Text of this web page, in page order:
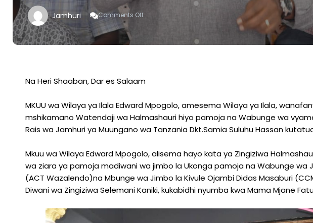
Jamhuri Comments Off
Mshikamano
Na Heri Shaaban, Dar es Salaam
MKUU wa Wilaya ya Ilala Edward Mpogolo, amesema Wilaya ya Ilala,
mshikamano Watendaji wa Halmashauri hiyo pamoja na Wabunge wa
Rais wa Jamhuri ya Muungano wa Tanzania Dkt.Samia Suluhu Hassan
Mkuu wa Wilaya Edward Mpogolo, alisema hayo kata ya Zingiziwa
wa ziara ya pamoja madiwani wa jimbo la Ukonga pamoja na Wabunge wa
(ACT Wazalendo)na Mbunge wa Jimbo la Kivule Ojambi Didas Masaburi
Diwani wa Zingiziwa Selemani Kaniki, kukabidhi nyumba kwa Mama Mjane